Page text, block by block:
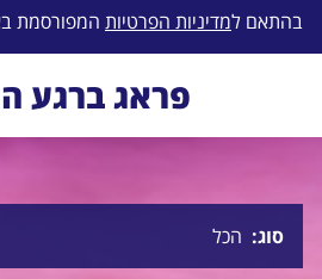
בהתאם למדיניות הפרטיות המפורסמת
פראג ברגע
סוג